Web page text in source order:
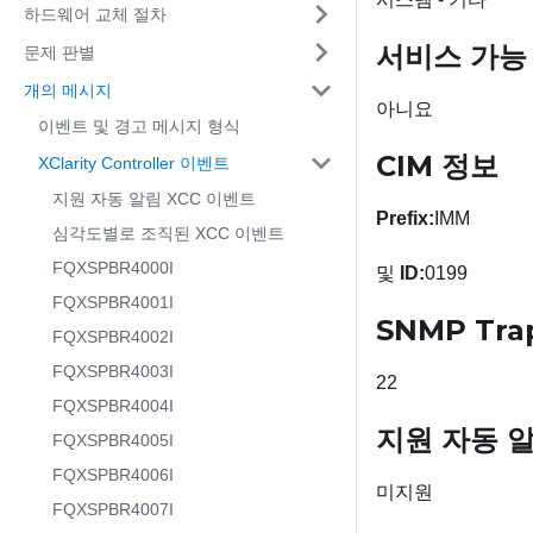
하드웨어 교체 절차
문제 판별
개의 메시지
이벤트 및 경고 메시지 형식
XClarity Controller 이벤트
지원 자동 알림 XCC 이벤트
심각도별로 조직된 XCC 이벤트
FQXSPBR4000I
FQXSPBR4001I
FQXSPBR4002I
FQXSPBR4003I
FQXSPBR4004I
FQXSPBR4005I
FQXSPBR4006I
FQXSPBR4007I
서비스 가능
아니요
CIM 정보
Prefix: IMM
및 ID:0199
SNMP
22
지원 자동
미지원